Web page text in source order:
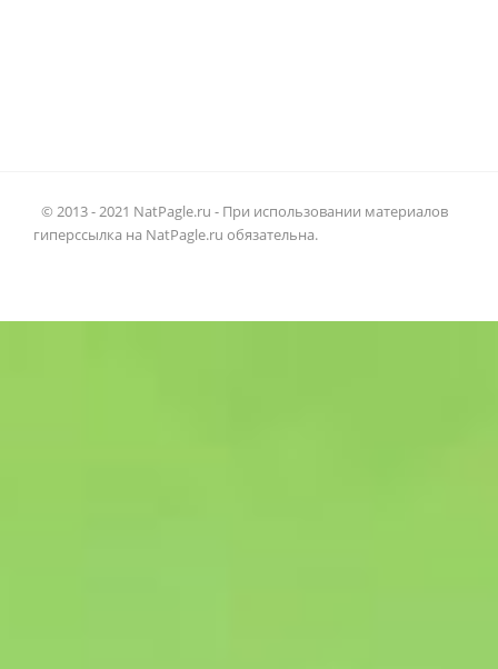
© 2013 - 2021 NatPagle.ru - При использовании материалов
гиперссылка на NatPagle.ru обязательна.